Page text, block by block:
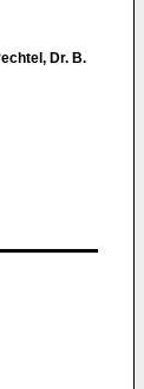
Dr. B.